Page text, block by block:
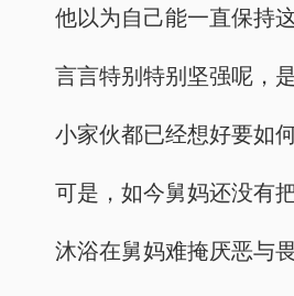
他以为自己能一直保持
言言特别特别坚强呢，
小家伙都已经想好要如
可是，如今舅妈还没有
沐浴在舅妈难掩厌恶与